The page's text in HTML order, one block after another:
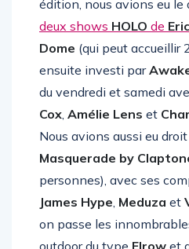
édition, nous avions eu le
deux shows HOLOde
Dome(qui peut accueillir
ensuite investi par
du vendredi et samedi
Cox, Amélie Lens et
Nous avions aussi eu
Masquerade by
personnes), avec ses
James Hype ,Meduzaet
on passe les